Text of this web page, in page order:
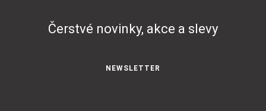
Čerstvé novinky, akce a slevy
NEWSLETTER